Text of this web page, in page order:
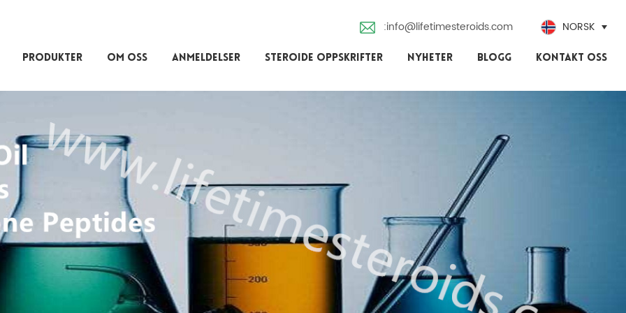
:info@lifetimesteroids.com NORSK
PRODUKTER OM OSS ANMELDELSER STEROIDE OPPSKRIFTER NYHETER BLOGG KONTAKT OSS